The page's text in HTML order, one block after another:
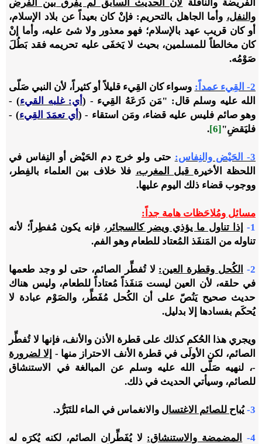
الفريضة والنافلة لأن الحديث السابق لم يفرق بين الفرض
والنفل، وأما الجاهل بالتحريم: فإنْ كان بعيداً عن بلاد الإسلام،
أو كان قريب عهد بالإسلام؛ فهو معذور ولا شئ عليه، وأما إنْ
كان مخالطاً للمسلمين، بحيث لا يَخفَى عليه تحريمه فقد بَطُلَ
صَوْمُه.
2- القِيء عمداً:
وسواء كان القِيء قليلاً أو كثيراً، لأن النبي صَلّى
الله عليه وسلم قال: "مَن ذَرَعَهُ القِيء - (أي: غلبه القيء)
-
وهو صائم فليس عليه قضاء، ومَن استقاء - (أي تعمَدَ القِيء) -
فليَقضِ"[6]
.
3- الحَيْض والنِفاس:
حتى ولو خرج دم الحَيْض أو النِفاس في
اللحظة الأخيرة قبل المغرب، فلا خلاف بين العلماء بالفِطر،
ووجوب قضاء ذلك اليوم عليها.
مسائل ومُلاحَظات هامة جداً:
1-
إذا تناول ما يؤذي ويضر كالسجائر، فإنه يكون مُفطِراً؛ لأنه
تناوله من المَنفَذ المُعتاد للطعام وهو الفم.
2- الكُحل وقطرة العين: لا تُفطِّر الصائم، حتى لو وجد طعمها
في حلقه، لأن العين ليست مَنفَذاً مُعتاداً للطعام، وليس هناك
حديث صحيح يَنُصّ على أن الكُحل مُفَطِّر، والصَوْم عبادة لا
يُحكَم بفسادها إلا بدليل.
ويجري هذا الحُكم كذلك على قطرة الأذن والأنف، فإنها لا تُفطِّر
الصائم، لكن الأولَى في قطرة الأنف الاحتراز منها - إلا لضرورة
-، لنهيه صَلّى الله عليه وسلم عن المبالغة في الاستنشاق
للصائم، وسيأتي الحديث في ذلك.
3- يُباح للصائم الاغتسال والانغماس في الماء للتَبَرُّد.
4- المضمضة والاستنشاق: لا يُفَطِّران الصائم، لكنه يُكرَه له